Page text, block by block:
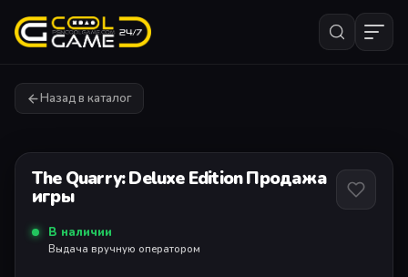
Назад в каталог
The Quarry: Deluxe Edition Продажа
игры
В наличии
Выдача вручную оператором